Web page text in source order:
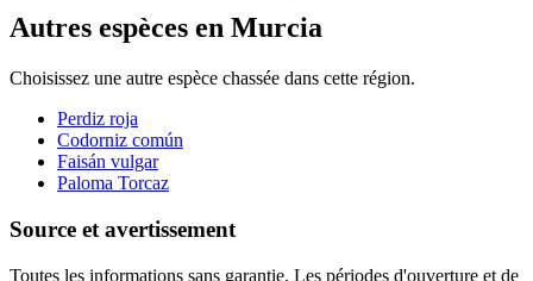
Autres espèces en Murcia
Choisissez une autre espèce chassée dans cette région.
Perdiz roja
Codorniz común
Faisán vulgar
Paloma Torcaz
Source et avertissement
Toutes les informations sans garantie. Les périodes d'ouverture et de